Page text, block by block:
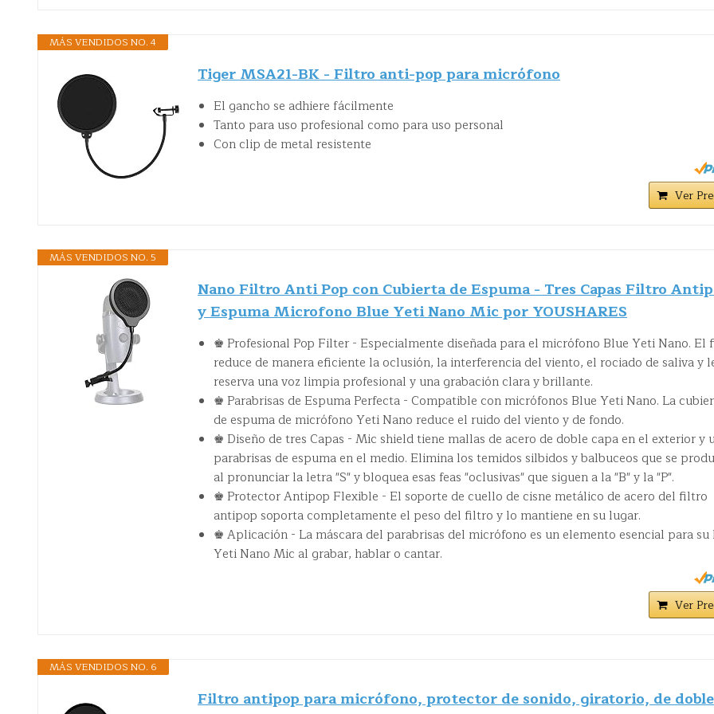
MÁS VENDIDOS NO. 4
Tiger MSA21-BK - Filtro anti-pop para micrófono
El gancho se adhiere fácilmente
Tanto para uso profesional como para uso personal
Con clip de metal resistente
Ver
MÁS VENDIDOS NO. 5
Nano Filtro Anti Pop con Cubierta de Espuma - Tres Capas Filtro
y Espuma Microfono Blue Yeti Nano Mic por YOUSHARES
♚ Profesional Pop Filter - Especialmente diseñada para el micrófono Blue Yeti Nano. El
reduce de manera eficiente la oclusión, la interferencia del viento, el rociado de saliva y
reserva una voz limpia profesional y una grabación clara y brillante.
♚ Parabrisas de Espuma Perfecta - Compatible con micrófonos Blue Yeti Nano. La
de espuma de micrófono Yeti Nano reduce el ruido del viento y de fondo.
♚ Diseño de tres Capas - Mic shield tiene mallas de acero de doble capa en el exterior y
parabrisas de espuma en el medio. Elimina los temidos silbidos y balbuceos que se
al pronunciar la letra "S" y bloquea esas feas "oclusivas" que siguen a la "B" y la "P".
♚ Protector Antipop Flexible - El soporte de cuello de cisne metálico de acero del filtro
antipop soporta completamente el peso del filtro y lo mantiene en su lugar.
♚ Aplicación - La máscara del parabrisas del micrófono es un elemento esencial para su
Yeti Nano Mic al grabar, hablar o cantar.
Ver
MÁS VENDIDOS NO. 6
Filtro antipop para micrófono, protector de sonido, giratorio, de doble